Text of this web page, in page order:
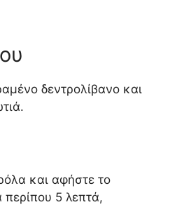
δεντρολίβανο και
και αφήστε το
περίπου 5 λεπτά,